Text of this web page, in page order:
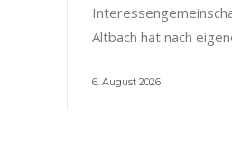
Altbach hat nach
6. August 2026